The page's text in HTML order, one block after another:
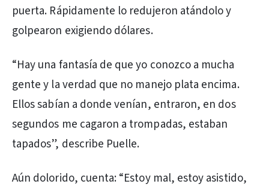
puerta. Rápidamente lo redujeron atándolo y
golpearon exigiendo dólares.
“Hay una fantasía de que yo conozco a mucha
gente y la verdad que no manejo plata encima.
Ellos sabían a donde venían, entraron, en dos
segundos me cagaron a trompadas, estaban
tapados”, describe Puelle.
Aún dolorido, cuenta: “Estoy mal, estoy asistido,